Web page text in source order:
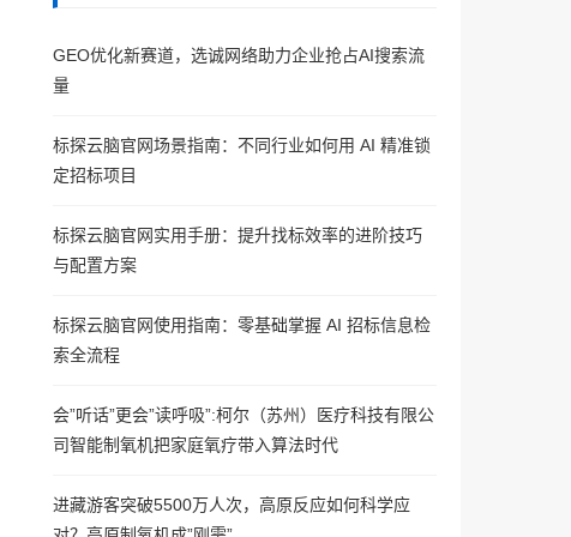
GEO优化新赛道，选诚网络助力企业抢占AI搜索流
量
标探云脑官网场景指南：不同行业如何用 AI 精准锁
定招标项目
标探云脑官网实用手册：提升找标效率的进阶技巧
与配置方案
标探云脑官网使用指南：零基础掌握 AI 招标信息检
索全流程
会”听话”更会”读呼吸”:柯尔（苏州）医疗科技有限公
司智能制氧机把家庭氧疗带入算法时代
进藏游客突破5500万人次，高原反应如何科学应